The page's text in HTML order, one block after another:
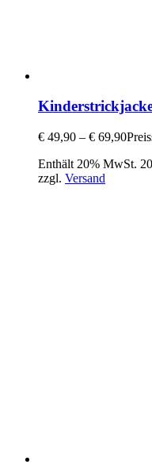
€ 49,90 – € 69,90
Enthält 20% MwSt.
zzgl. Versand